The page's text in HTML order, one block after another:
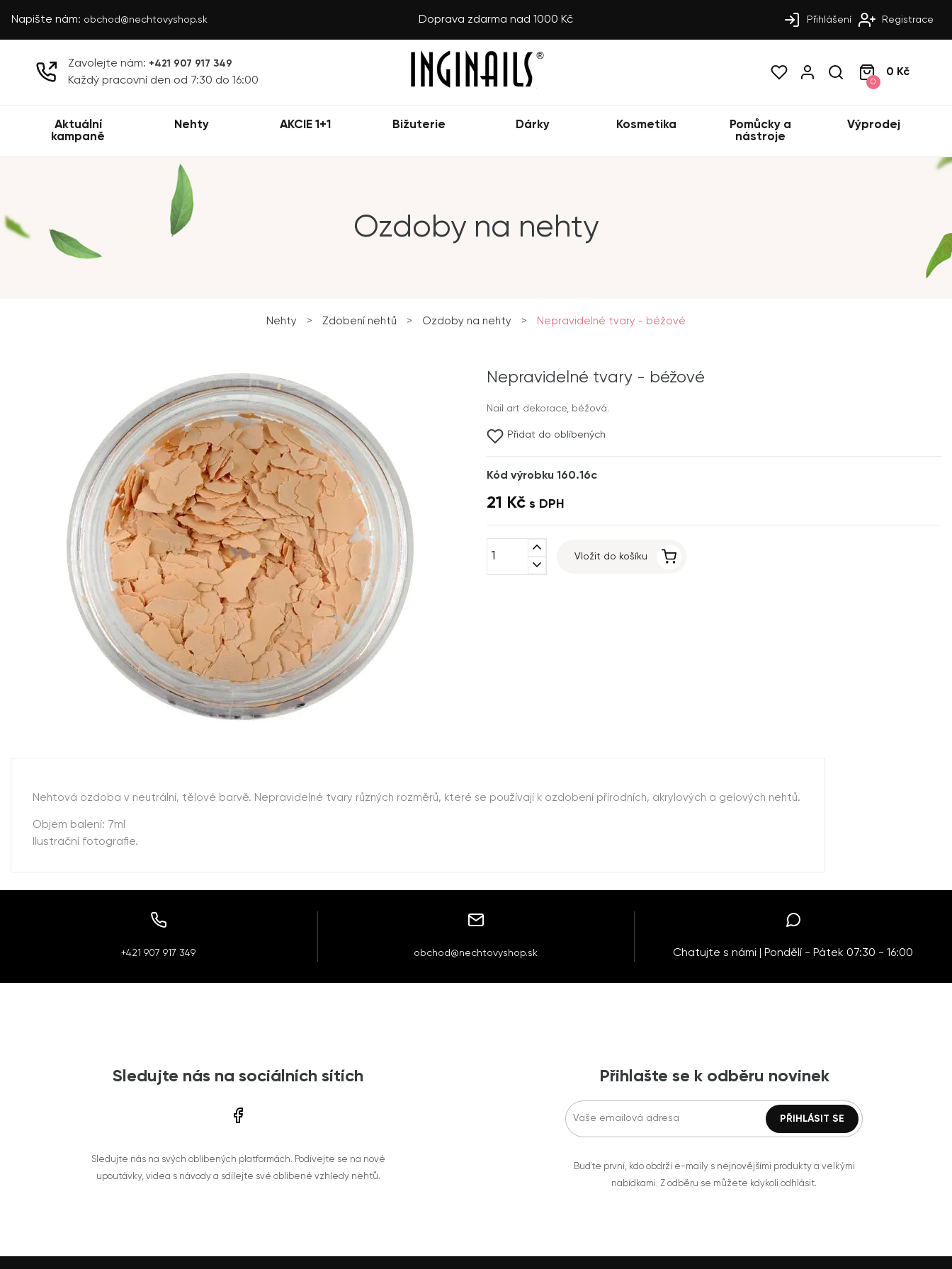
Napište nám: obchod@nechtovyshop.sk Doprava zdarma nad 1000 Kč Přihlášení Registrace
Zavolejte nám: +421 907 917 349
Každý pracovní den od 7:30 do 16:00 0
0 Kč
Aktuální
kampaně
Nehty AKCIE 1+1 Bižuterie Dárky Kosmetika
Pomůcky a
nástroje
Výprodej
Ozdoby na nehty
Nehty > Zdobení nehtů > Ozdoby na nehty > Nepravidelné tvary - béžové
Nepravidelné tvary - béžové
Nail art dekorace, béžová.
Přidat do oblíbených
Kód výrobku 160.16c
21 Kč s DPH
expand_less
expand_more
Vložit do košíku
Nehtová ozdoba v neutrální, tělové barvě. Nepravidelné tvary různých rozměrů, které se používají k ozdobení přírodních, akrylových a gelových nehtů.
Objem balení: 7ml
Ilustrační fotografie.
+421 907 917 349 obchod@nechtovyshop.sk Chatujte s námi | Pondělí - Pátek 07:30 - 16:00
Sledujte nás na sociálních sítích
Sledujte nás na svých oblíbených platformách. Podívejte se na nové
upoutávky, videa s návody a sdílejte své oblíbené vzhledy nehtů.
Přihlašte se k odběru novinek
Buďte první, kdo obdrží e-maily s nejnovějšími produkty a velkými
nabídkami. Z odběru se můžete kdykoli odhlásit.